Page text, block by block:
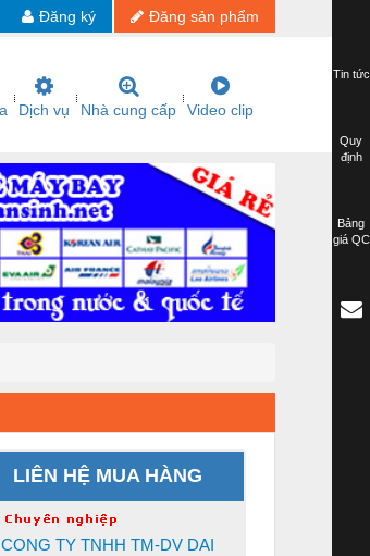
Đăng sản phẩm
Đăng ký
Dịch vụ Nhà cung cấp Video clip
LIÊN HỆ MUA HÀNG
CONG TY TNHH TM-DV DAI
Tin tức
Quy
định
Bảng
giá QC